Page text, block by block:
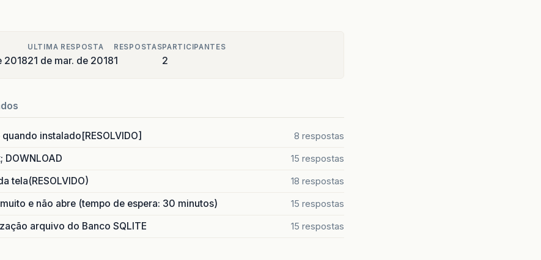
2018
ULTIMA RESPOSTA
21 de mar. de 2018
RESPOSTAS
1
PARTICIPANTES
2
instalado[RESOLVIDO] 8 respostas
DOWNLOAD 15 respostas
tela(RESOLVIDO) 18 respostas
e não abre (tempo de espera: 30 minutos) 15 respostas
arquivo do Banco SQLITE 15 respostas